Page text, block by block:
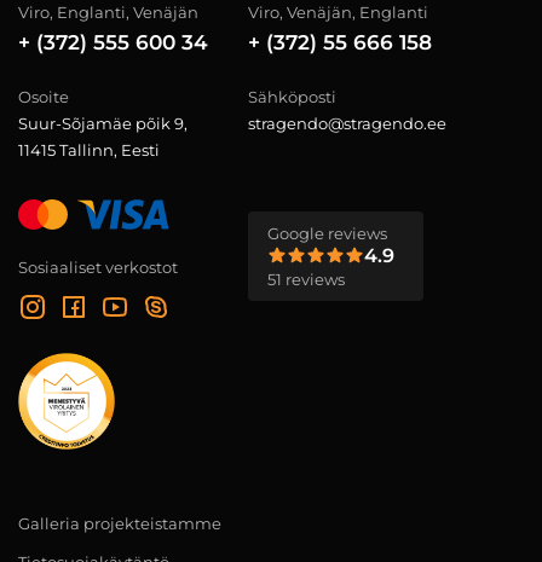
Viro, Englanti, Venäjän
+ (372) 555 600 34
Viro, Venäjän, Englanti
+ (372) 55 666 158
Osoite
Suur-Sõjamäe põik 9,
11415 Tallinn, Eesti
Sähköposti
stragendo@stragendo.ee
Sosiaaliset verkostot
Google reviews
4.9
51 reviews
Galleria projekteistamme